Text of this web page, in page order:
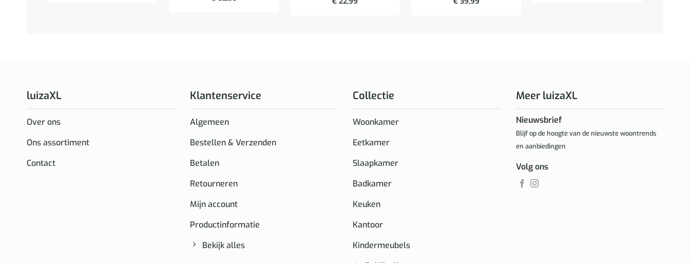
luizaXL
Over ons
Ons assortiment
Contact
Klantenservice
Algemeen
Bestellen & Verzenden
Betalen
Retourneren
Mijn account
Productinformatie
Bekijk alles
Collectie
Woonkamer
Eetkamer
Slaapkamer
Badkamer
Keuken
Kantoor
Kindermeubels
Meer luizaXL
Nieuwsbrief
Blijf op de hoogte van de nieuwste woontrends
en aanbiedingen
Volg ons